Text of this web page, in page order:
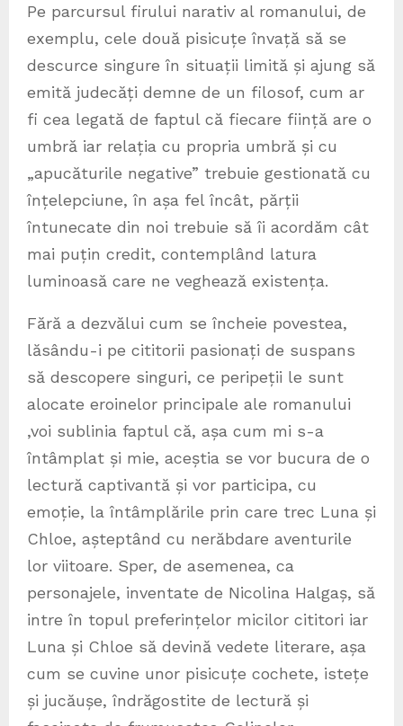
Pe parcursul firului narativ al romanului, de
exemplu, cele două pisicuțe învață să se
descurce singure în situații limită și ajung să
emită judecăți demne de un filosof, cum ar
fi cea legată de faptul că fiecare ființă are o
umbră iar relația cu propria umbră și cu
„apucăturile negative” trebuie gestionată cu
înțelepciune, în așa fel încât, părții
întunecate din noi trebuie să îi acordăm cât
mai puțin credit, contemplând latura
luminoasă care ne veghează existența.
Fără a dezvălui cum se încheie povestea,
lăsându-i pe cititorii pasionați de suspans
să descopere singuri, ce peripeții le sunt
alocate eroinelor principale ale romanului
,voi sublinia faptul că, așa cum mi s-a
întâmplat și mie, aceștia se vor bucura de o
lectură captivantă și vor participa, cu
emoție, la întâmplările prin care trec Luna și
Chloe, așteptând cu nerăbdare aventurile
lor viitoare. Sper, de asemenea, ca
personajele, inventate de Nicolina Halgaș, să
intre în topul preferințelor micilor cititori iar
Luna și Chloe să devină vedete literare, așa
cum se cuvine unor pisicuțe cochete, istețe
și jucăușe, îndrăgostite de lectură și